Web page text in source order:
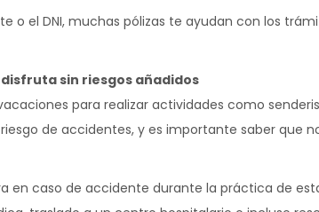
o el DNI, muchas pólizas te ayudan con los
sin riesgos añadidos
para realizar actividades como
de accidentes, y es importante saber que
en caso de accidente durante la práctica de